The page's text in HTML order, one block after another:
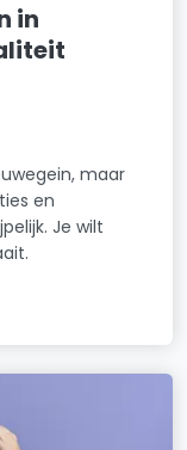
in
maar
en
Je wilt